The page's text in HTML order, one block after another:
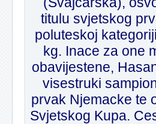
titulu svjetskog
poluteskoj
kg. Inace za one
obavijestene,
visestruki
prvak Njemacke te
Svjetskog Kupa.